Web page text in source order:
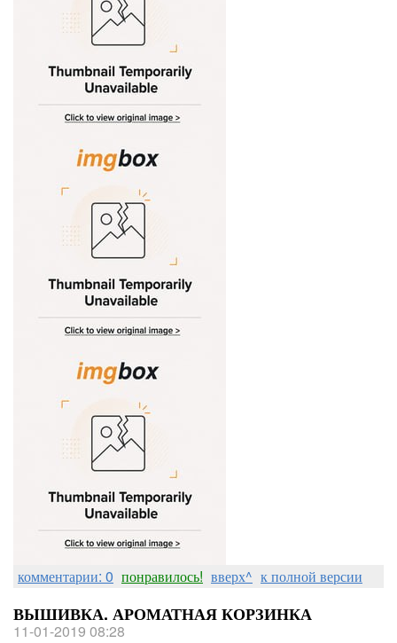
комментарии: 0 понравилось! вверх^ к полной версии
ВЫШИВКА. АРОМАТНАЯ КОРЗИНКА
11-01-2019 08:28